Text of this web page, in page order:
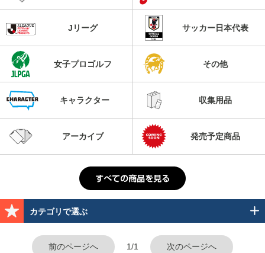
Jリーグ サッカー日本代表
女子プロゴルフ その他
キャラクター 収集用品
アーカイブ 発売予定商品
カテゴリで選ぶ
前のページへ 1/1 次のページへ